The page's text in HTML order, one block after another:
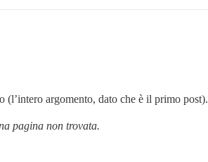
(l’intero argomento, dato che è il primo post).
pagina non trovata.